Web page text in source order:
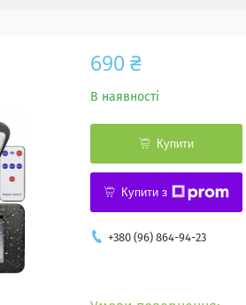
690 ₴
В наявності
Купити
Купити з
+380 (96) 864-94-23